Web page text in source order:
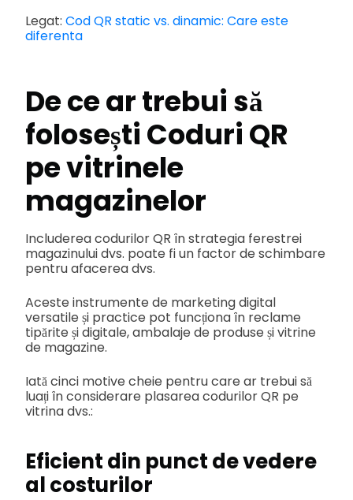
Legat: Cod QR static vs. dinamic: Care este
diferenta
De ce ar trebui să
folosești Coduri QR
pe vitrinele
magazinelor
Includerea codurilor QR în strategia ferestrei
magazinului dvs. poate fi un factor de schimbare
pentru afacerea dvs.
Aceste instrumente de marketing digital
versatile și practice pot funcționa în reclame
tipărite și digitale, ambalaje de produse și vitrine
de magazine.
Iată cinci motive cheie pentru care ar trebui să
luați în considerare plasarea codurilor QR pe
vitrina dvs.:
Eficient din punct de vedere
al costurilor